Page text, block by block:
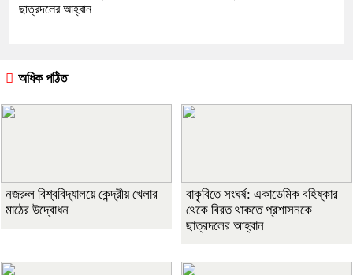
ছাত্রদলের আহ্বান
অধিক পঠিত
নজরুল বিশ্ববিদ্যালয়ে কেন্দ্রীয় খেলার
মাঠের উদ্বোধন
বাকৃবিতে সংঘর্ষ: একাডেমিক বহিষ্কার
থেকে বিরত থাকতে প্রশাসনকে
ছাত্রদলের আহ্বান